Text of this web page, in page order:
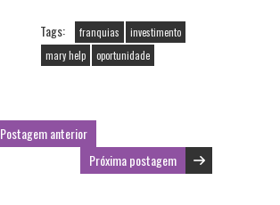
b
o
k
itt
er
ai
l
ts
A
Tags: franquias
investimento
mary help
oportunidade
Postagem anterior
Próxima postagem